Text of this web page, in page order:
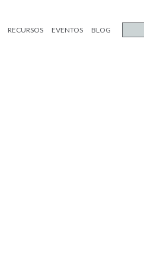
RECURSOS EVENTOS BLOG